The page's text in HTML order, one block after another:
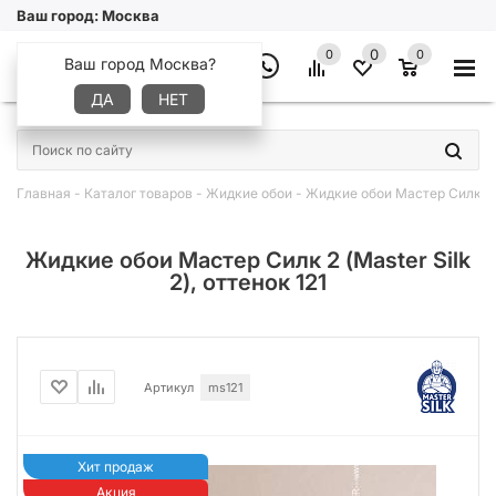
Ваш город:Москва
Ваш город Москва?
ДА
НЕТ
0 0 0
×
Главная - Каталог товаров - Жидкие обои - Жидкие обои Мастер Силк 2
Жидкие обои Мастер Силк 2 (Master Silk
2), оттенок 121
Хит продаж
Акция
Артикул ms121